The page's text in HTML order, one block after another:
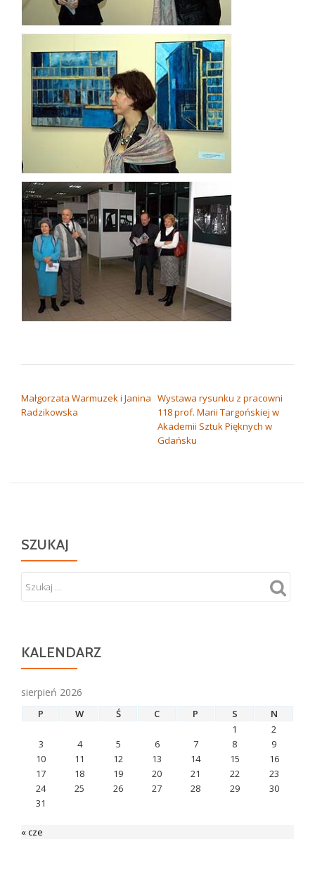
Małgorzata Warmuzek i Janina
Radzikowska
Wystawa rysunku z pracowni
118 prof. Marii Targońskiej w
Akademii Sztuk Pięknych w
Gdańsku
SZUKAJ
KALENDARZ
sierpień 2026
P W Ś C P S
N
1
2
3
4 5 6 7 8
9
10
11 12 13 14 15
16
17
18 19 20 21 22
23
24
25 26 27 28 29
30
31
« cze